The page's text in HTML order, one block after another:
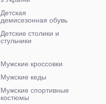
Детская
демисезонная обувь
Детские столики и
стульчики
Мужские кроссовки
Мужские кеды
Мужские спортивные
костюмы